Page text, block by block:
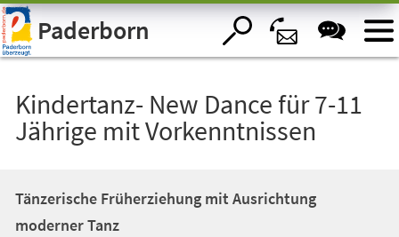
Visuelle
Assistenzsoftware
öffnen.Paderborn
Kindertanz- New Dance für 7-11
Jährige mit Vorkenntnissen
Tänzerische Früherziehung mit Ausrichtung
moderner Tanz